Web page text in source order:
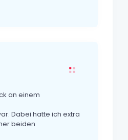
an einem
Dabei hatte ich extra
beiden